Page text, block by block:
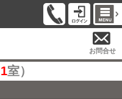
お問合せ
1室）